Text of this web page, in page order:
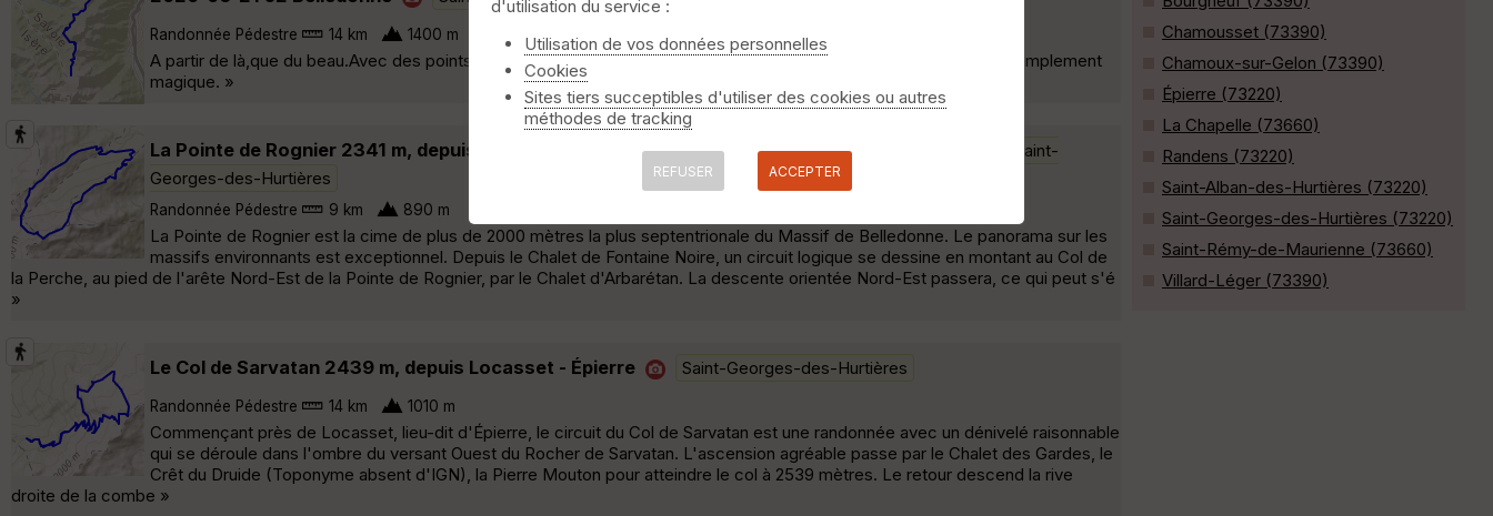
Randonnée Pédestre 14 km 1400 m
A partir de là,que du beau.Avec des points de vue magnifique depuis le col de la Frêche.Refuge des Férices tout simplement
magique. »
La Pointe de Rognier 2341 m, depuis le Chalet de Fontaine Noire - Saint-Pierre-de-Belleville
Saint-
Georges-des-Hurtières
Randonnée Pédestre 9 km 890 m
La Pointe de Rognier est la cime de plus de 2000 mètres la plus septentrionale du Massif de Belledonne. Le panorama sur les
massifs environnants est exceptionnel. Depuis le Chalet de Fontaine Noire, un circuit logique se dessine en montant au Col de
la Perche, au pied de l'arête Nord-Est de la Pointe de Rognier, par le Chalet d'Arbarétan. La descente orientée Nord-Est passera, ce qui peut s'é
»
Le Col de Sarvatan 2439 m, depuis Locasset - Épierre Saint-Georges-des-Hurtières
Randonnée Pédestre 14 km 1010 m
Commençant près de Locasset, lieu-dit d'Épierre, le circuit du Col de Sarvatan est une randonnée avec un dénivelé raisonnable
qui se déroule dans l'ombre du versant Ouest du Rocher de Sarvatan. L'ascension agréable passe par le Chalet des Gardes, le
Crêt du Druide (Toponyme absent d'IGN), la Pierre Mouton pour atteindre le col à 2539 mètres. Le retour descend la rive
droite de la combe »
Chamousset (73390)
Chamoux-sur-Gelon (73390)
Épierre (73220)
La Chapelle (73660)
Randens (73220)
Saint-Alban-des-Hurtières (73220)
Saint-Georges-des-Hurtières (73220)
Saint-Rémy-de-Maurienne (73660)
Villard-Léger (73390)
d'utilisation du service :
Utilisation de vos données personnelles
Cookies
Sites tiers succeptibles d'utiliser des cookies ou autres
méthodes de tracking
REFUSER ACCEPTER